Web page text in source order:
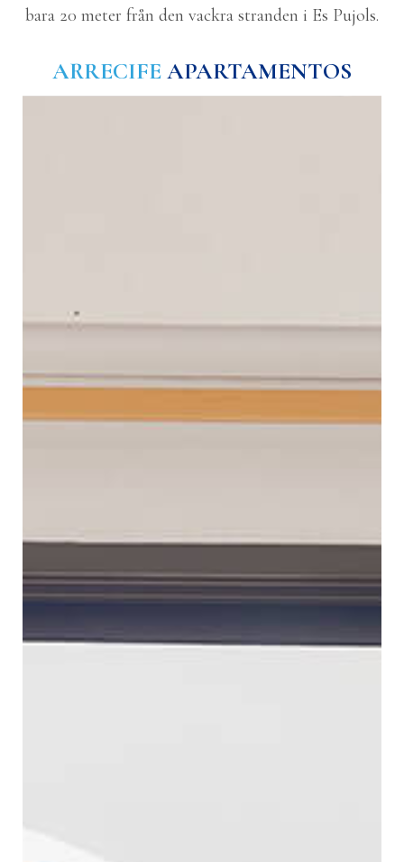
bara 20 meter från den vackra stranden i Es Pujols.
ARRECIFEAPARTAMENTOS